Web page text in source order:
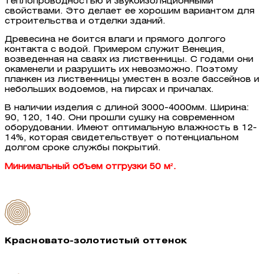
свойствами. Это делает ее хорошим вариантом для
строительства и отделки зданий.
Древесина не боится влаги и прямого долгого
контакта с водой. Примером служит Венеция,
возведенная на сваях из лиственницы. С годами они
окаменели и разрушить их невозможно. Поэтому
планкен из лиственницы уместен в возле бассейнов и
небольших водоемов, на пирсах и причалах.
В наличии изделия с длиной 3000-4000мм. Ширина:
90, 120, 140. Они прошли сушку на современном
оборудовании. Имеют оптимальную влажность в 12-
14%, которая свидетельствует о потенциальном
долгом сроке службы покрытий.
Минимальный объем отгрузки 50 м².
Красновато-золотистый оттенок